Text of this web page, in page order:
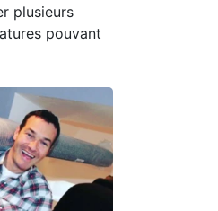
plusieurs
pouvant